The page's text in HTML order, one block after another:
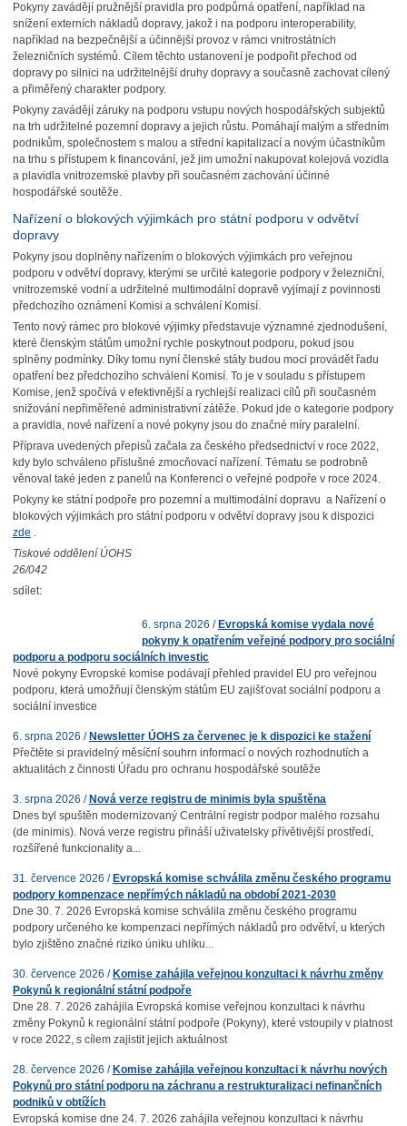
Pokyny zavádějí pružnější pravidla pro podpůrná opatření, například na
snížení externích nákladů dopravy, jakož i na podporu interoperability,
například na bezpečnější a účinnější provoz v rámci vnitrostátních
železničních systémů. Cílem těchto ustanovení je podpořit přechod od
dopravy po silnici na udržitelnější druhy dopravy a současně zachovat cílený
a přiměřený charakter podpory.
Pokyny zavádějí záruky na podporu vstupu nových hospodářských subjektů
na trh udržitelné pozemní dopravy a jejich růstu. Pomáhají malým a středním
podnikům, společnostem s malou a střední kapitalizací a novým účastníkům
na trhu s přístupem k financování, jež jim umožní nakupovat kolejová vozidla
a plavidla vnitrozemské plavby při současném zachování účinné
hospodářské soutěže.
Nařízení o blokových výjimkách pro státní podporu v odvětví
dopravy
Pokyny jsou doplněny nařízením o blokových výjimkách pro veřejnou
podporu v odvětví dopravy, kterými se určité kategorie podpory v železniční,
vnitrozemské vodní a udržitelné multimodální dopravě vyjímají z povinnosti
předchozího oznámení Komisi a schválení Komisí.
Tento nový rámec pro blokové výjimky představuje významné zjednodušení,
které členským státům umožní rychle poskytnout podporu, pokud jsou
splněny podmínky. Díky tomu nyní členské státy budou moci provádět řadu
opatření bez předchozího schválení Komisí. To je v souladu s přístupem
Komise, jenž spočívá v efektivnější a rychlejší realizaci cílů při současném
snižování nepřiměřené administrativní zátěže. Pokud jde o kategorie podpory
a pravidla, nové nařízení a nové pokyny jsou do značné míry paralelní.
Příprava uvedených přepisů začala za českého předsednictví v roce 2022,
kdy bylo schváleno příslušné zmocňovací nařízení. Tématu se podrobně
věnoval také jeden z panelů na Konferenci o veřejné podpoře v roce 2024.
Pokyny ke státní podpoře pro pozemní a multimodální dopravu a Nařízení o
blokových výjimkách pro státní podporu v odvětví dopravy jsou k dispozici
zde .
Tiskové oddělení ÚOHS
26/042
sdílet:
6. srpna 2026 / Evropská komise vydala nové
pokyny k opatřením veřejné podpory pro sociální
podporu a podporu sociálních investic
Nové pokyny Evropské komise podávají přehled pravidel EU pro veřejnou
podporu, která umožňují členským státům EU zajišťovat sociální podporu a
sociální investice
6. srpna 2026 / Newsletter ÚOHS za červenec je k dispozici ke stažení
Přečtěte si pravidelný měsíční souhrn informací o nových rozhodnutích a
aktualitách z činnosti Úřadu pro ochranu hospodářské soutěže
3. srpna 2026 / Nová verze registru de minimis byla spuštěna
Dnes byl spuštěn modernizovaný Centrální registr podpor malého rozsahu
(de minimis). Nová verze registru přináší uživatelsky přívětivější prostředí,
rozšířené funkcionality a...
31. července 2026 / Evropská komise schválila změnu českého programu
podpory kompenzace nepřímých nákladů na období 2021-2030
Dne 30. 7. 2026 Evropská komise schválila změnu českého programu
podpory určeného ke kompenzaci nepřímých nákladů pro odvětví, u kterých
bylo zjištěno značné riziko úniku uhlíku...
30. července 2026 / Komise zahájila veřejnou konzultaci k návrhu změny
Pokynů k regionální státní podpoře
Dne 28. 7. 2026 zahájila Evropská komise veřejnou konzultaci k návrhu
změny Pokynů k regionální státní podpoře (Pokyny), které vstoupily v platnost
v roce 2022, s cílem zajistit jejich aktuálnost
28. července 2026 / Komise zahájila veřejnou konzultaci k návrhu nových
Pokynů pro státní podporu na záchranu a restrukturalizaci nefinančních
podniků v obtížích
Evropská komise dne 24. 7. 2026 zahájila veřejnou konzultaci k návrhu